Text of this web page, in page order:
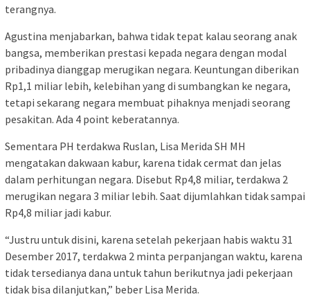
terangnya.
Agustina menjabarkan, bahwa tidak tepat kalau seorang anak
bangsa, memberikan prestasi kepada negara dengan modal
pribadinya dianggap merugikan negara. Keuntungan diberikan
Rp1,1 miliar lebih, kelebihan yang di sumbangkan ke negara,
tetapi sekarang negara membuat pihaknya menjadi seorang
pesakitan. Ada 4 point keberatannya.
Sementara PH terdakwa Ruslan, Lisa Merida SH MH
mengatakan dakwaan kabur, karena tidak cermat dan jelas
dalam perhitungan negara. Disebut Rp4,8 miliar, terdakwa 2
merugikan negara 3 miliar lebih. Saat dijumlahkan tidak sampai
Rp4,8 miliar jadi kabur.
“Justru untuk disini, karena setelah pekerjaan habis waktu 31
Desember 2017, terdakwa 2 minta perpanjangan waktu, karena
tidak tersedianya dana untuk tahun berikutnya jadi pekerjaan
tidak bisa dilanjutkan,” beber Lisa Merida.